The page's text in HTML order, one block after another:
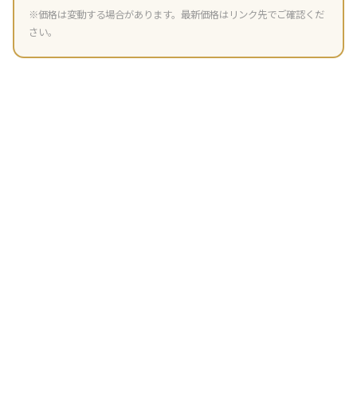
※価格は変動する場合があります。最新価格はリンク先でご確認くだ
さい。